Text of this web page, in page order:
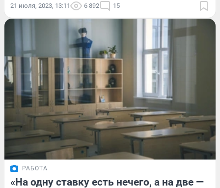
21 июля, 2023, 13:11 6 892 15
РАБОТА
«На одну ставку есть нечего, а на две —